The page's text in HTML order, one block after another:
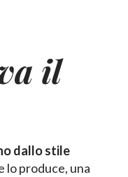
il
dallo stile
lo produce, una